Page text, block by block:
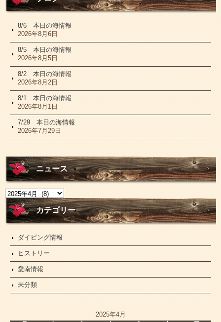
8/6 本日の海情報
2026年8月6日
8/5 本日の海情報
2026年8月5日
8/2 本日の海情報
2026年8月2日
8/1 本日の海情報
2026年8月1日
7/29 本日の海情報
2026年7月29日
ニュース
ニ
ュ
ー
カテゴリー
ダイビング情報
ヒストリー
愛南情報
未分類
2025年4月